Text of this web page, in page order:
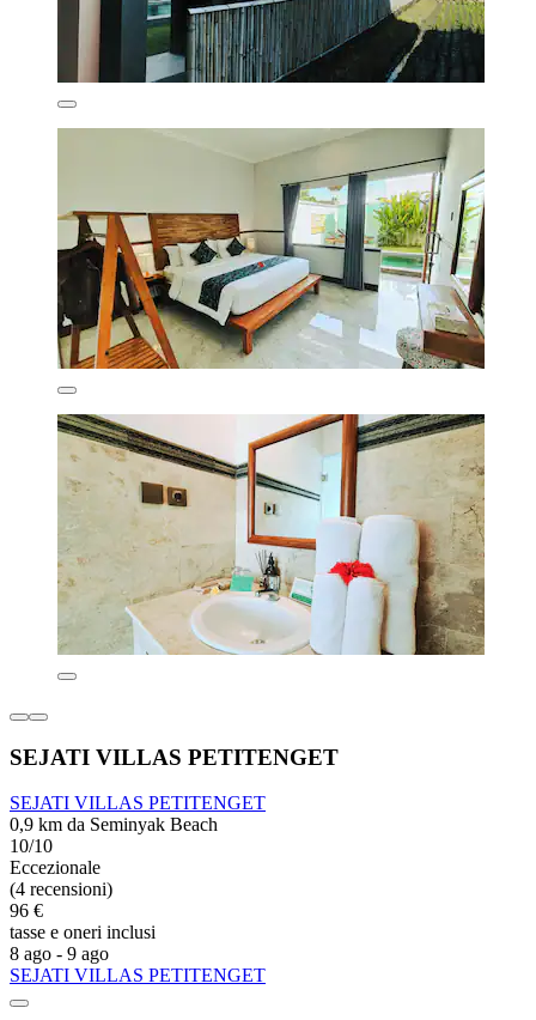
SEJATI VILLAS PETITENGET
SEJATI VILLAS PETITENGET
0,9 km da Seminyak Beach
10/10
Eccezionale
(4 recensioni)
96 €
tasse e oneri inclusi
8 ago - 9 ago
SEJATI VILLAS PETITENGET